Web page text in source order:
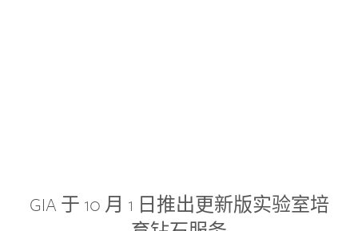
GIA 于 10 月 1 日推出更新版实验室培